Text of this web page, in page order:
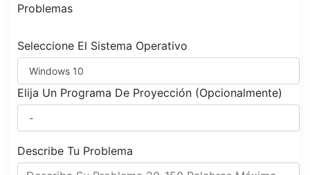
Problemas
Seleccione El Sistema Operativo
Elija Un Programa De Proyección (Opcionalmente)
Describe Tu Problema